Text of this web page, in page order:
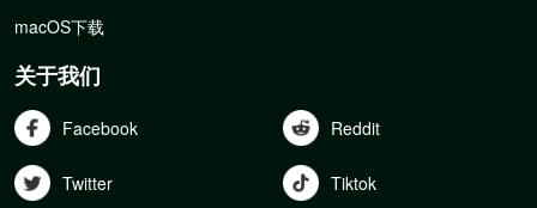
macOS下载
关于我们
Facebook Reddit
Twitter Tiktok